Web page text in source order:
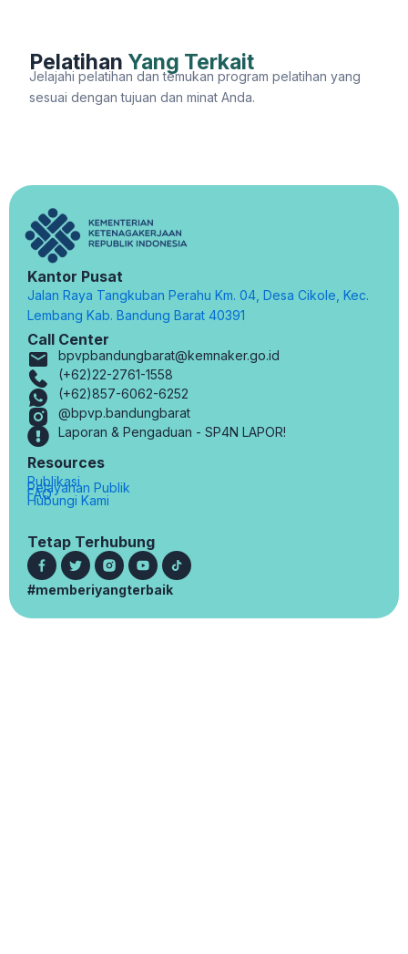
Pelatihan Yang Terkait
Jelajahi pelatihan dan temukan program pelatihan yang
sesuai dengan tujuan dan minat Anda.
Kantor Pusat
Jalan Raya Tangkuban Perahu Km. 04, Desa Cikole, Kec.
Lembang Kab. Bandung Barat 40391
Call Center
bpvpbandungbarat@kemnaker.go.id
(+62)22-2761-1558
(+62)857-6062-6252
@bpvp.bandungbarat
Laporan & Pengaduan - SP4N LAPOR!
Resources
Publikasi
Pelayanan Publik
FAQ
Hubungi Kami
Tetap Terhubung
#memberiyangterbaik